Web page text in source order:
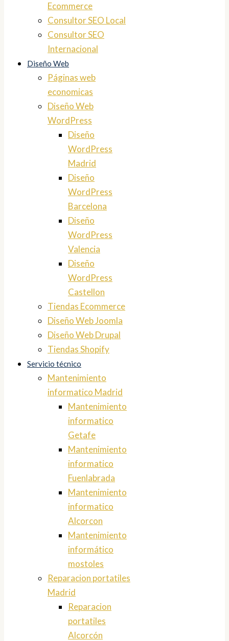
Ecommerce
Consultor SEO Local
Consultor SEO
Internacional
Diseño Web
Páginas web
economicas
Diseño Web
WordPress
Diseño
WordPress
Madrid
Diseño
WordPress
Barcelona
Diseño
WordPress
Valencia
Diseño
WordPress
Castellon
Tiendas Ecommerce
Diseño Web Joomla
Diseño Web Drupal
Tiendas Shopify
Servicio técnico
Mantenimiento
informatico Madrid
Mantenimiento
informatico
Getafe
Mantenimiento
informatico
Fuenlabrada
Mantenimiento
informatico
Alcorcon
Mantenimiento
informático
mostoles
Reparacion portatiles
Madrid
Reparacion
portatiles
Alcorcón